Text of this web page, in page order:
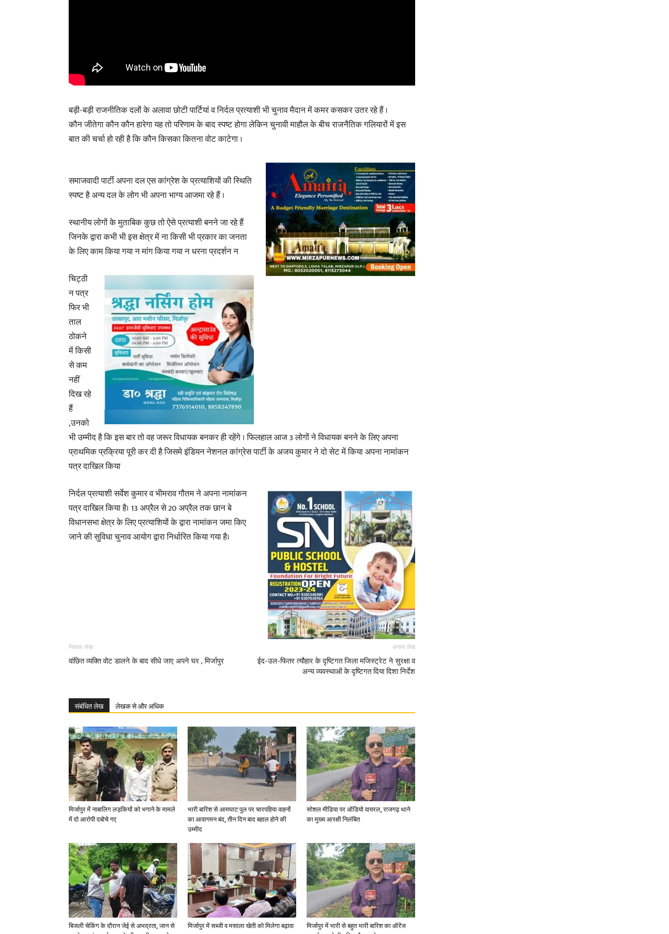
बड़ी-बड़ी राजनीतिक दलों के अलावा छोटी पार्टियां व निर्दल प्रत्याशी भी चुनाव मैदान में कमर कसकर उतर रहे हैं ।
कौन जीतेगा कौन कौन हारेगा यह तो परिणाम के बाद स्पष्ट होगा लेकिन चुनावी माहौल के बीच राजनैतिक गलियारों में इस
बात की चर्चा हो रही है कि कौन किसका कितना वोट काटेगा ।
समाजवादी पार्टी अपना दल एस कांग्रेश के प्रत्याशियों की स्थिति
स्पष्ट है अन्य दल के लोग भी अपना भाग्य आजमा रहे हैं ।
स्थानीय लोगों के मुताबिक कुछ तो ऐसे प्रत्याशी बनने जा रहे हैं
जिनके द्वारा कभी भी इस क्षेत्र में ना किसी भी प्रकार का जनता
के लिए काम किया गया न मांग किया गया न धरना प्रदर्शन न
चिट्ठी
न पत्र
फिर भी
ताल
ठोकने
में किसी
से कम
नहीं
दिख रहे
हैं
,उनको
भी उम्मीद है कि इस बार तो वह जरूर विधायक बनकर ही रहेंगे । फिलहाल आज 3 लोगों ने विधायक बनने के लिए अपना
प्राथमिक प्रक्रिया पूरी कर दी है जिसमे इंडियन नेशनल कांग्रेस पार्टी के अजय कुमार ने दो सेट में किया अपना नामांकन
पत्र दाखिल किया
निर्दल प्रत्याशी सर्वेश कुमार व भीमराव गौतम ने अपना नामांकन
पत्र दाखिल किया है। 13 अप्रैल से 20 अप्रैल तक छान बे
विधानसभा क्षेत्र के लिए प्रत्याशियों के द्वारा नामांकन जमा किए
जाने की सुविधा चुनाव आयोग द्वारा निर्धारित किया गया है।
पिछला लेख
वांछित व्यक्ति वोट डालने के बाद सीधे जाए अपने घर , मिर्जापुर
अगला लेख
ईद-उल-फितर त्यौहार के दृष्टिगत जिला मजिस्ट्रेट ने सुरक्षा व
अन्य व्यवस्थाओं के दृष्टिगत दिया दिशा निर्देश
संबंधित लेख लेखक से और अधिक
मिर्जापुर में नाबालिग लड़कियों को भगाने के मामले
में दो आरोपी दबोचे गए
भारी बारिश से आमघाट पुल पर चारपहिया वाहनों
का आवागमन बंद, तीन दिन बाद बहाल होने की
उम्मीद
सोशल मीडिया पर ऑडियो वायरल, राजगढ़ थाने
का मुख्य आरक्षी निलंबित
बिजली चेकिंग के दौरान जेई से अभद्रता, जान से
मिर्जापुर में सब्जी व मसाला खेती को मिलेगा बढ़ावा
मिर्जापुर में भारी से बहुत भारी बारिश का ऑरेंज